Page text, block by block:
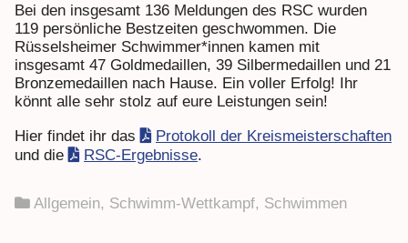
Bei den insgesamt 136 Meldungen des RSC wurden
119 persönliche Bestzeiten geschwommen. Die
Rüsselsheimer Schwimmer*innen kamen mit
insgesamt 47 Goldmedaillen, 39 Silbermedaillen und 21
Bronzemedaillen nach Hause. Ein voller Erfolg! Ihr
könnt alle sehr stolz auf eure Leistungen sein!
Hier findet ihr das
Protokoll der Kreismeisterschaften
und die
RSC-Ergebnisse.
Allgemein, Schwimm-Wettkampf, Schwimmen